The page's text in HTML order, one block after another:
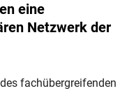
eine
Netzwerk der
fachübergreifenden